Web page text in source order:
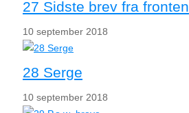
27 Sidste brev fra fronten
10 september 2018
28 Serge
10 september 2018